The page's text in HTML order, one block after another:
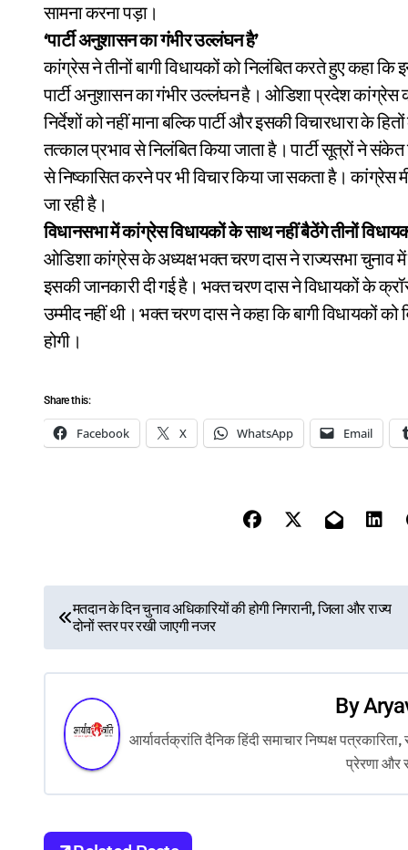
सामना करना पड़ा।
‘पार्टी अनुशासन का गंभीर उल्लंघन है’
कांग्रेस ने तीनों बागी विधायकों को निलंबित करते हुए कहा कि
पार्टी अनुशासन का गंभीर उल्लंघन है। ओडिशा प्रदेश कांग्रेस
निर्देशों को नहीं माना बल्कि पार्टी और इसकी विचारधारा के
तत्काल प्रभाव से निलंबित किया जाता है। पार्टी सूत्रों ने संकेत
से निष्कासित करने पर भी विचार किया जा सकता है। कांग्रेस
जा रही है।
विधानसभा में कांग्रेस विधायकों के साथ नहीं बैठेंगे तीनों
ओडिशा कांग्रेस के अध्यक्ष भक्त चरण दास ने राज्यसभा चुनाव में
इसकी जानकारी दी गई है। भक्त चरण दास ने विधायकों के
उम्मीद नहीं थी। भक्त चरण दास ने कहा कि बागी विधायकों
होगी।
Share this:
Facebook X WhatsApp Email
o
s
a
v
मतदान के दिन चुनाव अधिकारियों की होगी निगरानी, जिला और राज्य
दोनों स्तर पर रखी जाएगी नजर
By
आर्यावर्तक्रांति दैनिक हिंदी समाचार निष्पक्ष
प्रेरणा और